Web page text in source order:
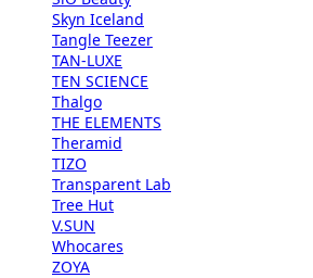
Skyn Iceland
Tangle Teezer
TAN-LUXE
TEN SCIENCE
Thalgo
THE ELEMENTS
Theramid
TIZO
Transparent Lab
Tree Hut
V.SUN
Whocares
ZOYA